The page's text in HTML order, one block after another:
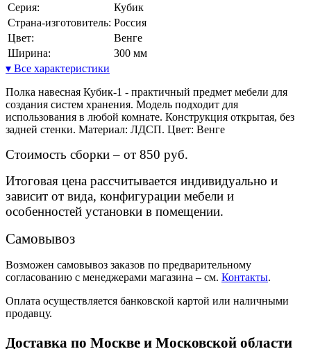
Серия:
Кубик
Страна-изготовитель: Россия
Цвет:
Венге
Ширина:
300 мм
▾ Все характеристики
Полка навесная Кубик-1 - практичный предмет мебели для
создания систем хранения. Модель подходит для
использования в любой комнате. Конструкция открытая, без
задней стенки. Материал: ЛДСП. Цвет: Венге
Стоимость сборки – от 850 руб.
Итоговая цена рассчитывается индивидуально и
зависит от вида, конфигурации мебели и
особенностей установки в помещении.
Самовывоз
Возможен самовывоз заказов по предварительному
согласованию с менеджерами магазина – см. Контакты.
Оплата осуществляется банковской картой или наличными
продавцу.
Доставка по Москве и Московской области